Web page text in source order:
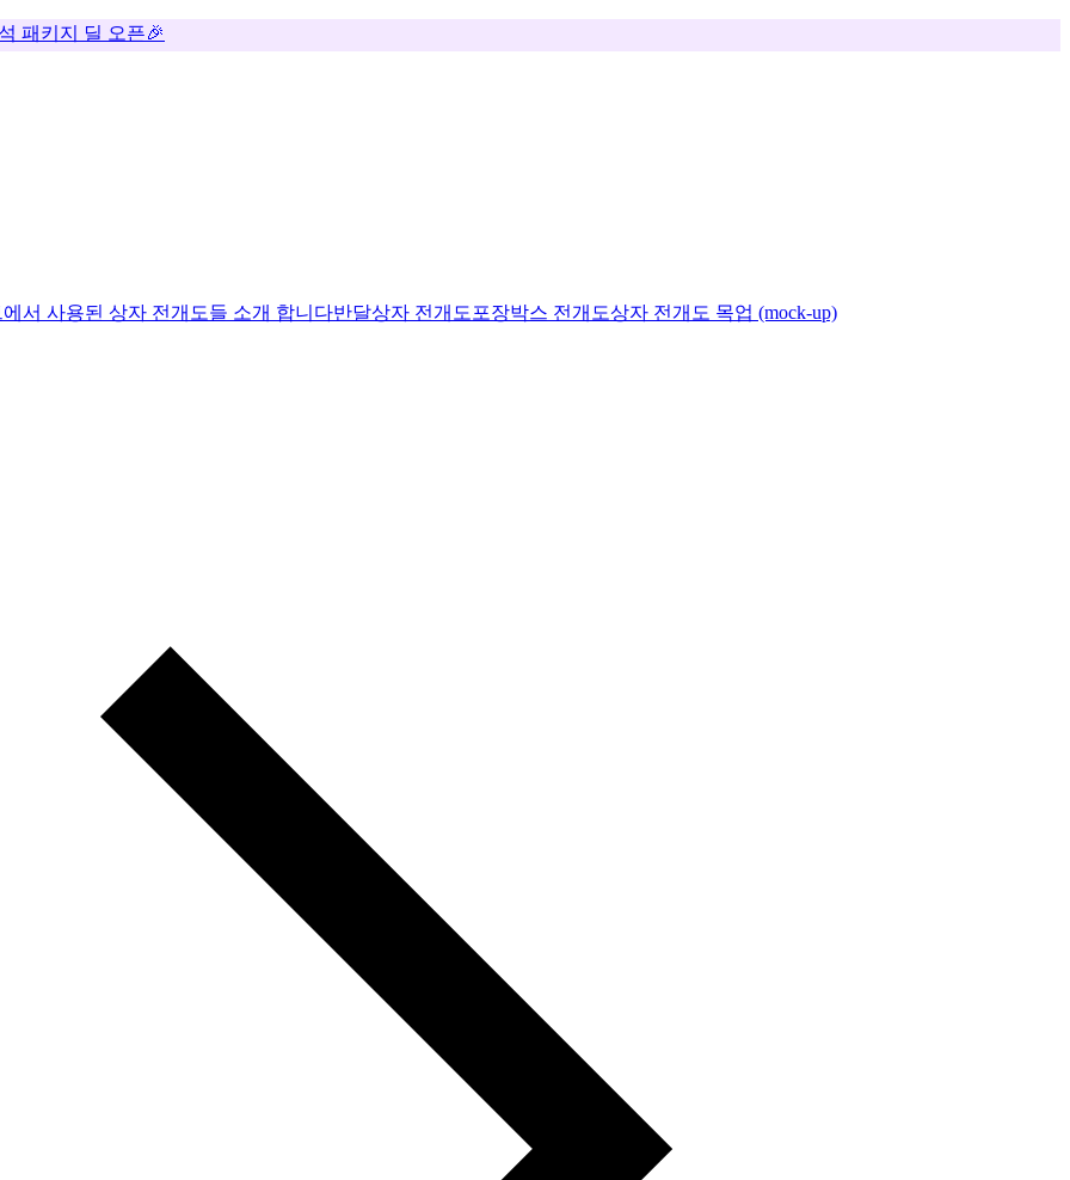
패키지 딜 오픈🎉
서 사용된 상자 전개도들 소개 합니다반달상자 전개도 포장박스 전개도상자 전개도 목업 (mock-up)